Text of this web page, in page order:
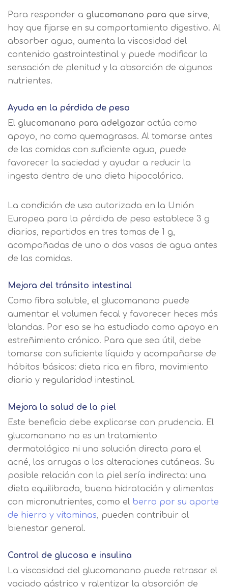
Para responder a glucomanano para que sirve,
hay que fijarse en su comportamiento digestivo. Al
absorber agua, aumenta la viscosidad del
contenido gastrointestinal y puede modificar la
sensación de plenitud y la absorción de algunos
nutrientes.
Ayuda en la pérdida de peso
El glucomanano para adelgazar actúa como
apoyo, no como quemagrasas. Al tomarse antes
de las comidas con suficiente agua, puede
favorecer la saciedad y ayudar a reducir la
ingesta dentro de una dieta hipocalórica.
La condición de uso autorizada en la Unión
Europea para la pérdida de peso establece 3 g
diarios, repartidos en tres tomas de 1 g,
acompañadas de uno o dos vasos de agua antes
de las comidas.
Mejora del tránsito intestinal
Como fibra soluble, el glucomanano puede
aumentar el volumen fecal y favorecer heces más
blandas. Por eso se ha estudiado como apoyo en
estreñimiento crónico. Para que sea útil, debe
tomarse con suficiente líquido y acompañarse de
hábitos básicos: dieta rica en fibra, movimiento
diario y regularidad intestinal.
Mejora la salud de la piel
Este beneficio debe explicarse con prudencia. El
glucomanano no es un tratamiento
dermatológico ni una solución directa para el
acné, las arrugas o las alteraciones cutáneas. Su
posible relación con la piel sería indirecta: una
dieta equilibrada, buena hidratación y alimentos
con micronutrientes, como el berro por su aporte
de hierro y vitaminas, pueden contribuir al
bienestar general.
Control de glucosa e insulina
La viscosidad del glucomanano puede retrasar el
vaciado gástrico y ralentizar la absorción de